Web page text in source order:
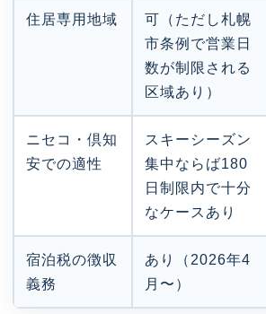
住居専用地域
可（ただし札幌
市条例で営業日
数が制限される
区域あり）
ニセコ・倶知
安での適性
スキーシーズン
集中ならば180
日制限内で十分
なケースあり
宿泊税の徴収
義務
あり（2026年4
月〜）